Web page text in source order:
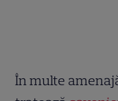
În multe